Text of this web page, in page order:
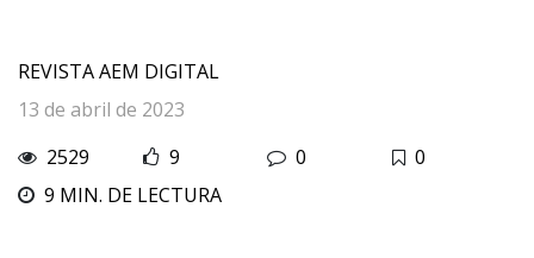
REVISTA AEM DIGITAL
13 de abril de 2023
2529
9 0
0
9 MIN. DE LECTURA